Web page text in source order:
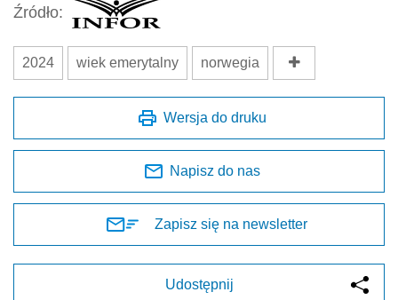
Źródło:
2024 wiek emerytalny norwegia
Wersja do druku
Napisz do nas
Zapisz się na newsletter
Udostępnij